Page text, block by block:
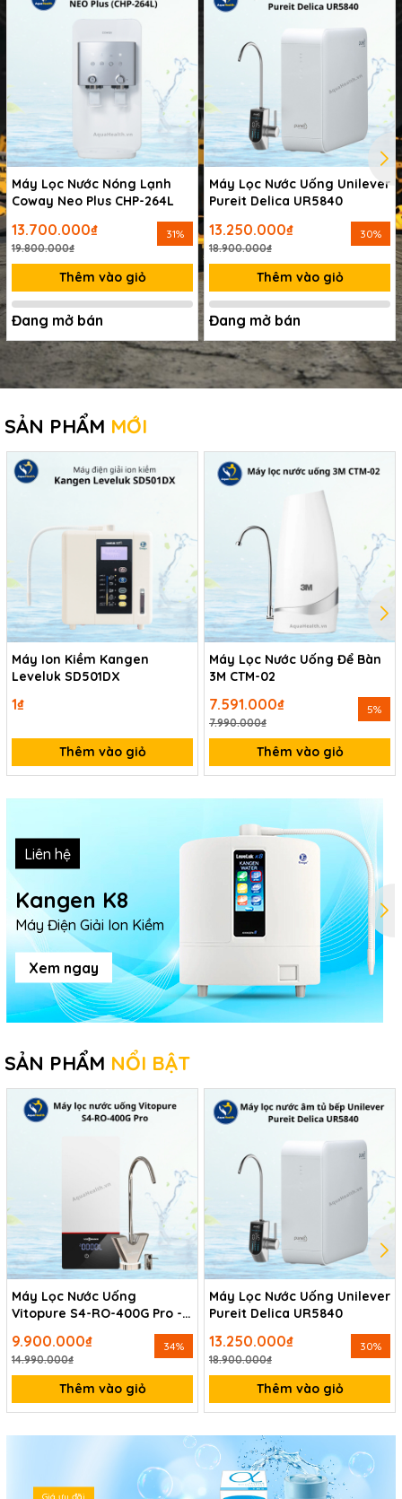
Máy Lọc Nước Nóng Lạnh
Coway Neo Plus CHP-264L
13.700.000₫
19.800.000₫
31%
Thêm vào giỏ
Đang mở bán
Máy Lọc Nước Uống Unilever
Pureit Delica UR5840
13.250.000₫
18.900.000₫
30%
Thêm vào giỏ
Đang mở bán
SẢN PHẨM MỚI
Máy Ion Kiềm Kangen
Leveluk SD501DX
1₫
Thêm vào giỏ
Máy Lọc Nước Uống Để Bàn
3M CTM-02
7.591.000₫
7.990.000₫
5%
Thêm vào giỏ
Liên hệ
Kangen K8
Máy Điện Giải Ion Kiềm
Xem ngay
SẢN PHẨM NỔI BẬT
Máy Lọc Nước Uống
Vitopure S4-RO-400G Pro -
9.900.000₫
14.990.000₫
34%
Thêm vào giỏ
Máy Lọc Nước Uống Unilever
Pureit Delica UR5840
13.250.000₫
18.900.000₫
30%
Thêm vào giỏ